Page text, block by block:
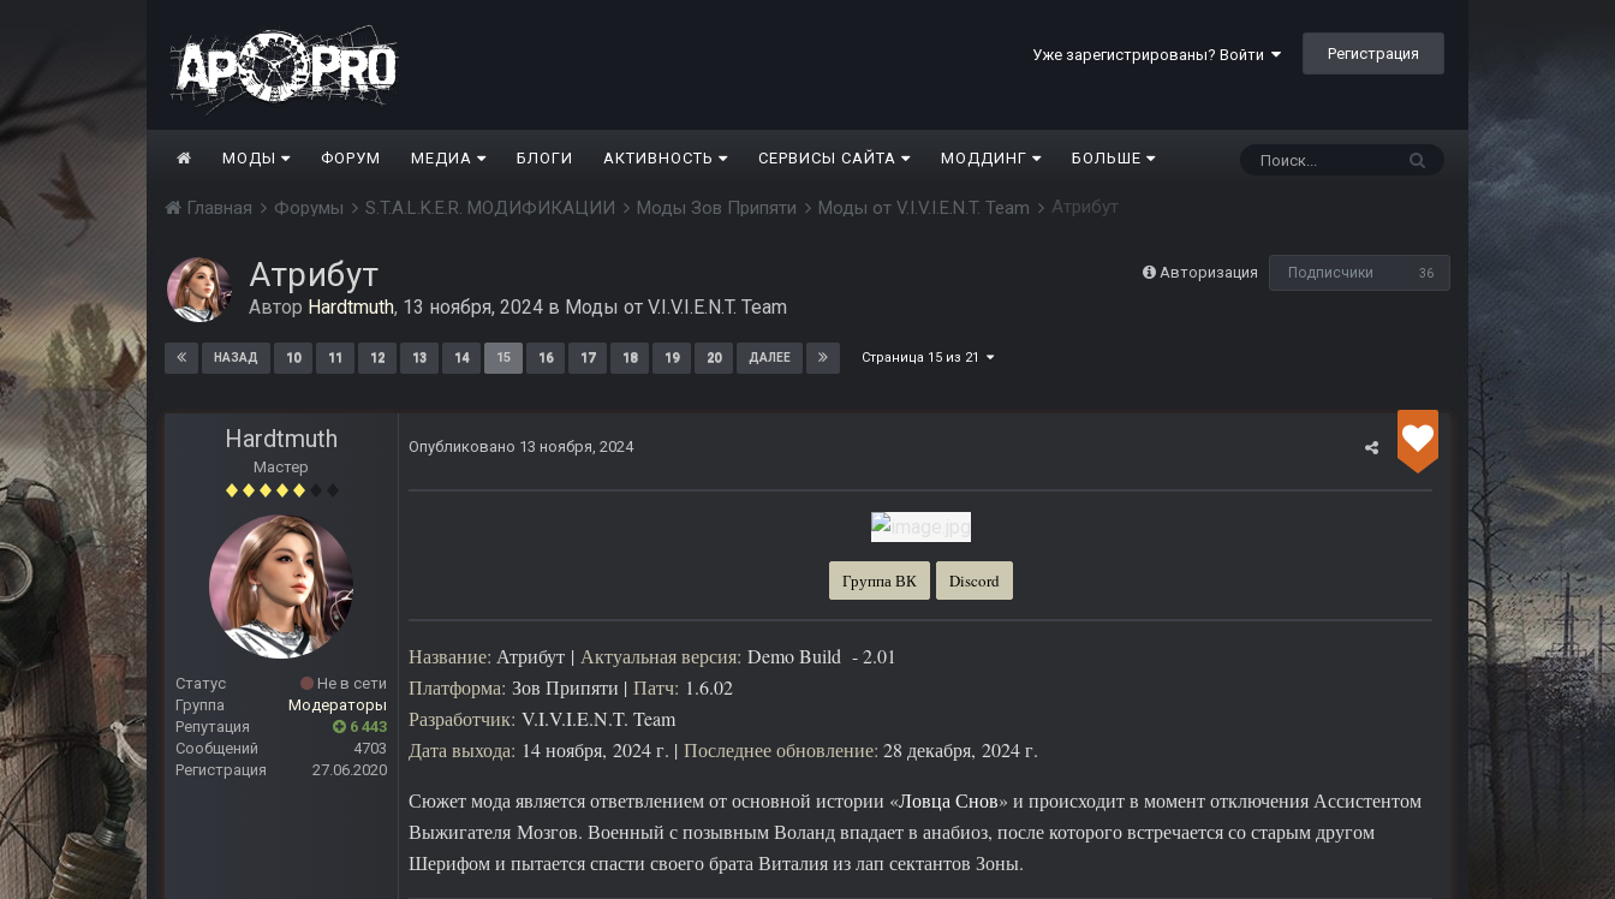
Уже зарегистрированы? Войти Регистрация
МОДЫ ФОРУМ МЕДИА БЛОГИ АКТИВНОСТЬ СЕРВИСЫ САЙТА МОДДИНГ БОЛЬШЕ
Главная Форумы S.T.A.L.K.E.R. МОДИФИКАЦИИ Моды Зов Припяти Моды от V.I.V.I.E.N.T. Team Атрибут
Авторизация Подписчики 36
Атрибут
Автор Hardtmuth, 13 ноября, 2024 в Моды от V.I.V.I.E.N.T. Team
НАЗАД 10 11 12 13 14 15 16 17 18 19 20 ДАЛЕЕ Страница 15 из 21
Hardtmuth
Мастер
Статус
Не в сети
Группа
Модераторы
Репутация
6 443
Сообщений
4703
Регистрация
27.06.2020
Опубликовано 13 ноября, 2024
Группа ВК Discord
Название: Атрибут | Актуальная версия: Demo Build - 2.01
Платформа: Зов Припяти | Патч: 1.6.02
Разработчик: V.I.V.I.E.N.T. Team
Дата выхода: 14 ноября, 2024 г. | Последнее обновление: 28 декабря, 2024 г.
Сюжет мода является ответвлением от основной истории «Ловца Снов» и происходит в момент отключения Ассистентом
Выжигателя Мозгов. Военный с позывным Воланд впадает в анабиоз, после которого встречается со старым другом
Шерифом и пытается спасти своего брата Виталия из лап сектантов Зоны.